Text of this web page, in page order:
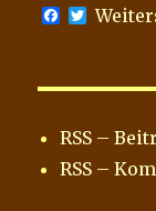
F
b
k
T
t
RSS –
RSS –